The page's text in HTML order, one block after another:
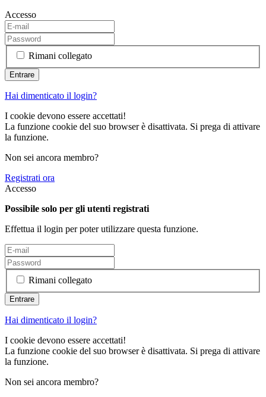
Accesso
Rimani collegato
Hai dimenticato il login?
I cookie devono essere accettati!
La funzione cookie del suo browser è disattivata. Si prega di attivare
la funzione.
Non sei ancora membro?
Registrati ora
Accesso
Possibile solo per gli utenti registrati
Effettua il login per poter utilizzare questa funzione.
Rimani collegato
Hai dimenticato il login?
I cookie devono essere accettati!
La funzione cookie del suo browser è disattivata. Si prega di attivare
la funzione.
Non sei ancora membro?